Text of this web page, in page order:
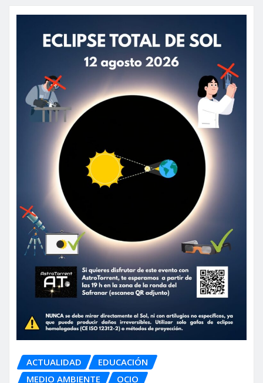
ACTUALIDAD
EDUCACIÓN
MEDIO AMBIENTE
OCIO